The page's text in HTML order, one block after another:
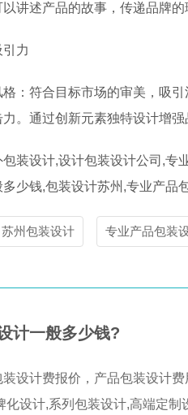
讲述产品的故事，传递品牌
力
：符合目标市场的审美，吸引
力。通过创新元素独特设计增强
包装设计,设计包装设计公司,专
多少钱,包装设计苏州,专业产品
苏州包装设计 专业产品包装
计一般多少钱?
装设计费报价，产品包装设计
化设计,系列包装设计,高端定